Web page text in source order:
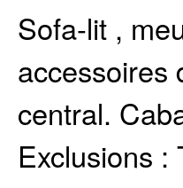
Sofa-lit ,
accessoires
central.
Exclusions :